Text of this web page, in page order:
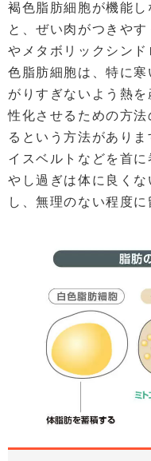
褐色脂肪細胞が機能
と、ぜい肉がつきや
やメタボリックシン
色脂肪細胞は、特に
がりすぎないよう熱
性化させるための方
るという方法があり
イスベルトなどを首
やし過ぎは体に良く
し、無理のない程度に